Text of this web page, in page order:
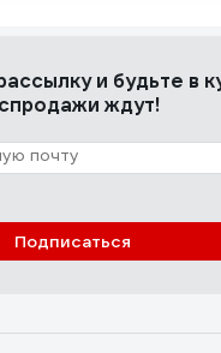
и будьте в
ждут!
Подписаться